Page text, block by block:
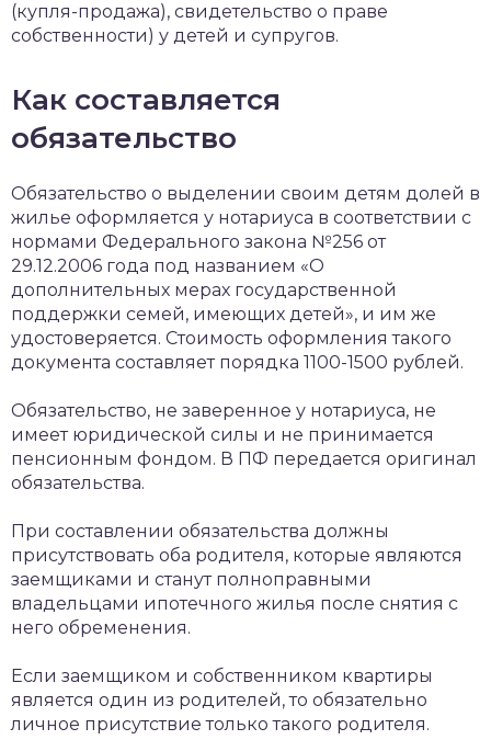
(купля-продажа), свидетельство о праве
собственности) у детей и супругов.
Как составляется
обязательство
Обязательство о выделении своим детям долей в
жилье оформляется у нотариуса в соответствии с
нормами Федерального закона №256 от
29.12.2006 года под названием «О
дополнительных мерах государственной
поддержки семей, имеющих детей», и им же
удостоверяется. Стоимость оформления такого
документа составляет порядка 1100-1500 рублей.
Обязательство, не заверенное у нотариуса, не
имеет юридической силы и не принимается
пенсионным фондом. В ПФ передается оригинал
обязательства.
При составлении обязательства должны
присутствовать оба родителя, которые являются
заемщиками и станут полноправными
владельцами ипотечного жилья после снятия с
него обременения.
Если заемщиком и собственником квартиры
является один из родителей, то обязательно
личное присутствие только такого родителя.